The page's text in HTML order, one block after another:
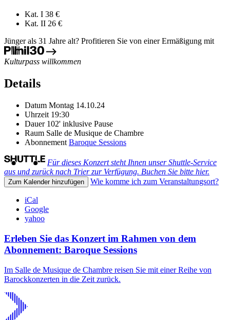
Kat. I 38 €
Kat. II 26 €
Jünger als 31 Jahre alt? Profitieren Sie von einer Ermäßigung mit
Kulturpass willkommen
Details
Datum Montag 14.10.24
Uhrzeit 19:30
Dauer 102' inklusive Pause
Raum Salle de Musique de Chambre
Abonnement Baroque Sessions
Für dieses Konzert steht Ihnen unser Shuttle-Service
aus und zurück nach Trier zur Verfügung. Buchen Sie bitte hier.
Zum Kalender hinzufügen Wie komme ich zum Veranstaltungsort?
iCal
Google
yahoo
Erleben Sie das Konzert im Rahmen von dem
Abonnement: Baroque Sessions
Im Salle de Musique de Chambre reisen Sie mit einer Reihe von
Barockkonzerten in die Zeit zurück.